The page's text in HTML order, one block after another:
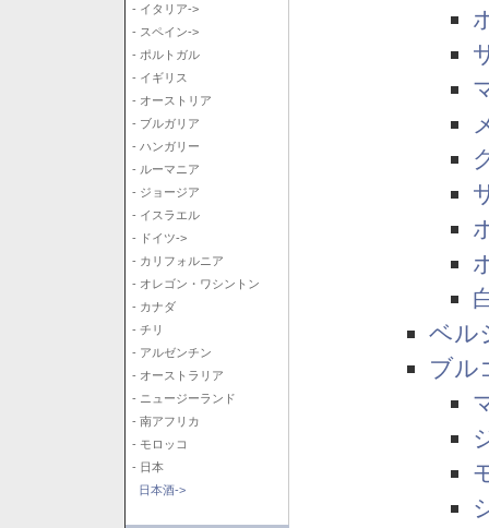
- イタリア->
- スペイン->
- ポルトガル
- イギリス
- オーストリア
- ブルガリア
- ハンガリー
- ルーマニア
- ジョージア
- イスラエル
- ドイツ->
- カリフォルニア
- オレゴン・ワシントン
- カナダ
- チリ
- アルゼンチン
- オーストラリア
- ニュージーランド
- 南アフリカ
- モロッコ
- 日本
日本酒->
ベル
ブル